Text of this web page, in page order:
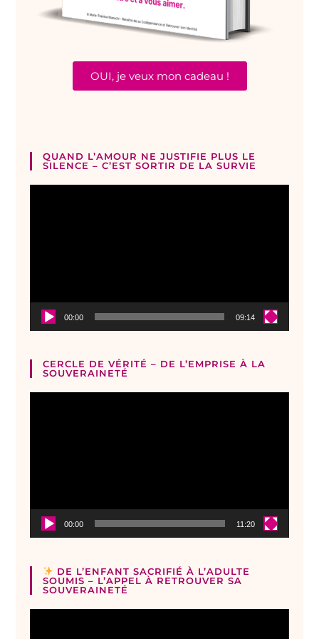
OUI, je veux mon cadeau !
QUAND L’AMOUR NE JUSTIFIE PLUS LE
SILENCE – C’EST SORTIR DE LA SURVIE
00:00 09:14
CERCLE DE VÉRITÉ – DE L’EMPRISE À LA
SOUVERAINETÉ
00:00 11:20
DE L’ENFANT SACRIFIÉ À L’ADULTE
SOUMIS – L’APPEL À RETROUVER SA
SOUVERAINETÉ